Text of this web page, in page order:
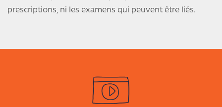
prescriptions, ni les examens qui peuvent être liés.